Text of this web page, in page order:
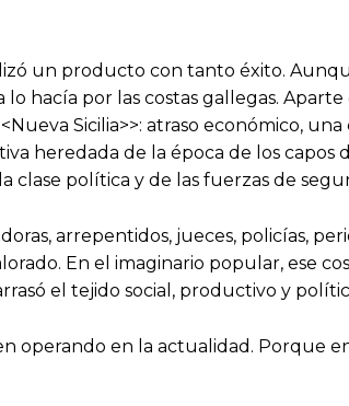
un producto con tanto éxito.
hacía por las costas gallegas.
Sicilia>>: atraso económico,
heredada de la época de los capos
clase política y de las fuerzas de
arrepentidos, jueces, policías,
En el imaginario popular, ese
el tejido social, productivo y
operando en la actualidad. Porque